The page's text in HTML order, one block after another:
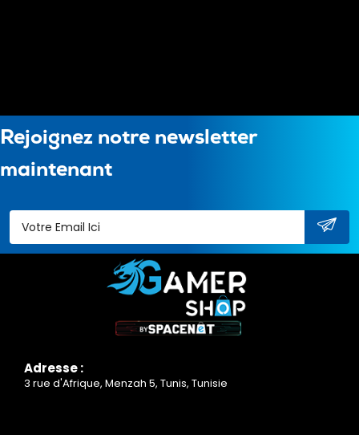
Rejoignez notre newsletter
maintenant
Adresse :
3 rue d'Afrique, Menzah 5, Tunis, Tunisie